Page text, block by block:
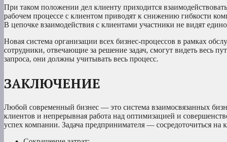
При таком положении дел клиенту приходится
рабочем процессе с клиентом приводят к снижению гибкости
В цепочке взаимодействия с клиентами участники не видят
Новая система организации всех бизнес-процессов в рамках
сотрудники, отвечающие за решение задач, смогут видеть весь
запроса, они должны учитывать весь процесс.
ЗАКЛЮЧЕНИЕ
Любой современный бизнес — это система взаимосвязанных
клиентов и непрерывная работа над оптимизацией и
успех компании. Задача предпринимателя — сосредоточиться на